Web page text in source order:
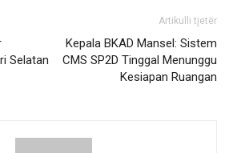
Selatan
Artikulli tjetër
Kepala BKAD Mansel: Sistem
CMS SP2D Tinggal Menunggu
Kesiapan Ruangan